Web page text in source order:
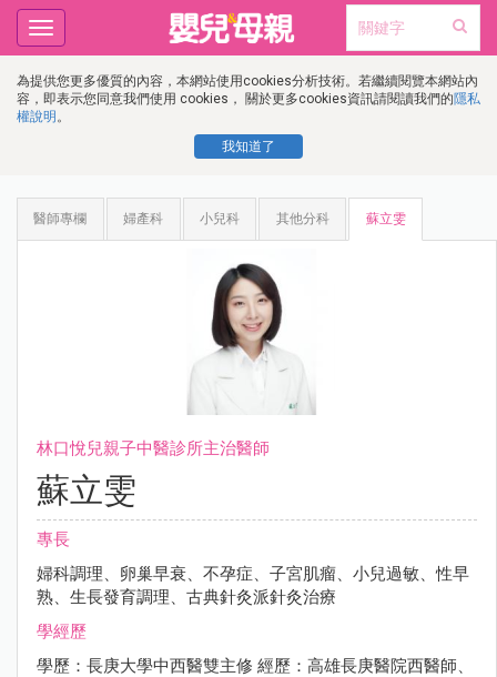
為提供您更多優質的內容，本網站使用cookies分析技術。若繼續閱覽本網站內
容，即表示您同意我們使用 cookies， 關於更多cookies資訊請閱讀我們的隱私
權說明 。
我知道了
Toggle
navigation
醫師專欄 婦產科 小兒科 其他分科 蘇立雯
林口悅兒親子中醫診所主治醫師
蘇立雯
專長
婦科調理、卵巢早衰、不孕症、子宮肌瘤、小兒過敏、性早
熟、生長發育調理、古典針灸派針灸治療
學經歷
學歷：長庚大學中西醫雙主修 經歷：高雄長庚醫院西醫師、